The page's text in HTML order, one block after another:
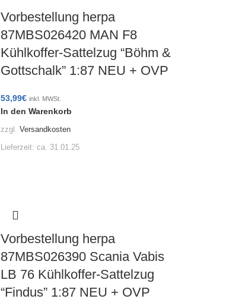
Vorbestellung herpa
87MBS026420 MAN F8
Kühlkoffer-Sattelzug “Böhm &
Gottschalk” 1:87 NEU + OVP
53,99€ inkl. MWSt.
In den Warenkorb
zzgl.Versandkosten
Lieferzeit:ca. 31.01.25
Vorbestellung herpa
87MBS026390 Scania Vabis
LB 76 Kühlkoffer-Sattelzug
“Findus” 1:87 NEU + OVP